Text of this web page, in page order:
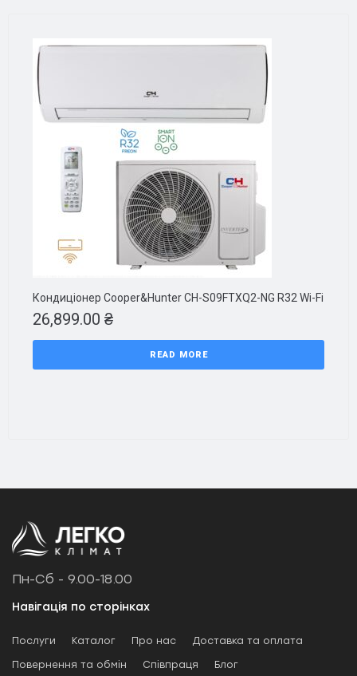
Кондиціонер Cooper&Hunter CH-S09FTXQ2-NG R32 Wi-Fi
26,899.00 ₴
READ MORE
Пн-Сб - 9.00-18.00
Навігація по сторінках
Послуги Каталог Про нас Доставка та оплата
Повернення та обмін Співпраця Блог